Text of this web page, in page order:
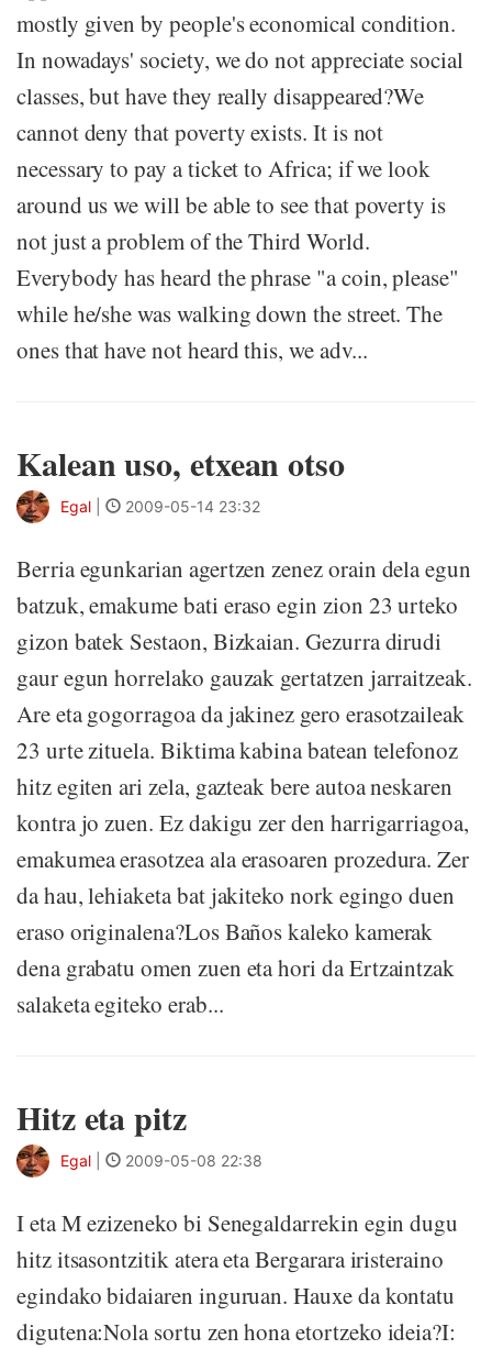
mostly given by people's economical condition.
In nowadays' society, we do not appreciate social
classes, but have they really disappeared?We
cannot deny that poverty exists. It is not
necessary to pay a ticket to Africa; if we look
around us we will be able to see that poverty is
not just a problem of the Third World.
Everybody has heard the phrase "a coin, please"
while he/she was walking down the street. The
ones that have not heard this, we adv...
Kalean uso, etxean otso
Egal 2009-05-14 23:32
Berria egunkarian agertzen zenez orain dela egun
batzuk, emakume bati eraso egin zion 23 urteko
gizon batek Sestaon, Bizkaian. Gezurra dirudi
gaur egun horrelako gauzak gertatzen jarraitzeak.
Are eta gogorragoa da jakinez gero erasotzaileak
23 urte zituela. Biktima kabina batean telefonoz
hitz egiten ari zela, gazteak bere autoa neskaren
kontra jo zuen. Ez dakigu zer den harrigarriagoa,
emakumea erasotzea ala erasoaren prozedura. Zer
da hau, lehiaketa bat jakiteko nork egingo duen
eraso originalena?Los Baños kaleko kamerak
dena grabatu omen zuen eta hori da Ertzaintzak
salaketa egiteko erab...
Hitz eta pitz
Egal 2009-05-08 22:38
I eta M ezizeneko bi Senegaldarrekin egin dugu
hitz itsasontzitik atera eta Bergarara iristeraino
egindako bidaiaren inguruan. Hauxe da kontatu
digutena:Nola sortu zen hona etortzeko ideia?I: